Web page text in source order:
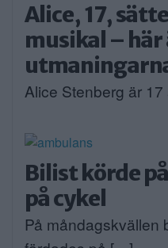
Alice, 17,
musikal –
Alice Stenberg är
Bilist körde
på cykel
På måndagskvällen